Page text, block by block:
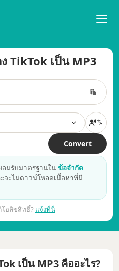
TikTok เป็น MP3
Convert
มรับมาตรฐานใน ข้อจำกัด
จะไม่ดาวน์โหลดเนื้อหาที่มี
โอลิขสิทธิ์? แจ้งที่นี่
เป็น MP3 คืออะไร?